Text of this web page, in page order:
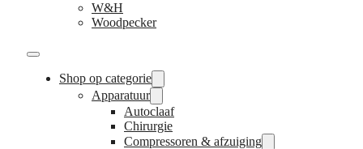
W&H
Woodpecker
Shop op categorie
Apparatuur
Autoclaaf
Chirurgie
Compressoren & afzuiging